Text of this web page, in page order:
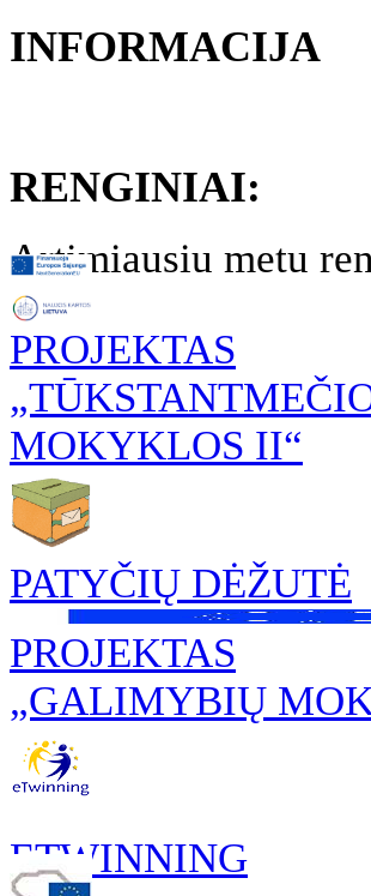
INFORMACIJA
RENGINIAI:
Artimiausiu metu
PROJEKTAS
MOKYKLOS II“
PATYČIŲ DĖŽUTĖ
PROJEKTAS
„GALIMYBIŲ
ETWINNING